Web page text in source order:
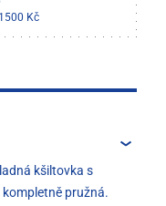
Kč
kšiltovka s
pružná.